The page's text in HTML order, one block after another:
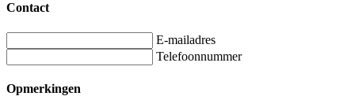
Contact
E-mailadres
Telefoonnummer
Opmerkingen